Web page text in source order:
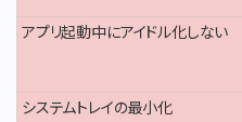
アプリ起動中にアイドル化しない
システムトレイの最小化